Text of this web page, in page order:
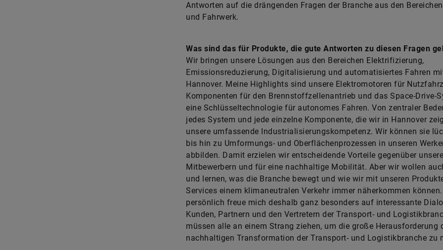
Antworten auf die drängenden Fragen der Branche aus den
und Fahrwerk.
Was sind das für Produkte, die gute Antworten zu diesen Fragen
Wir bringen unsere Lösungen aus den Bereichen Elektrifizierung,
Emissionsreduzierung, Digitalisierung und automatisiertes Fahren
Hannover. Meine Highlights sind unsere Elektromotoren für
Komponenten für den Brennstoffzellenantrieb und das Space-Drive-
eine Schlüsseltechnologie für autonomes Fahren. Von zentraler
jedes System und jede einzelne Komponente, die wir in Hannover
unsere umfassende Industrialisierungskompetenz. Wir können sie
bis hin zu Umformungs- und Oberflächenprozessen in unseren
abbilden. Damit erzielen wir entscheidende Vorteile gegenüber
Mitbewerbern und für eine nachhaltige Mobilität. Aber wir wollen
und lernen, was die Branche bewegt und wie wir mit unseren
Services einem klimaneutralen Verkehr immer näherkommen
persönlich freue mich deshalb ganz besonders auf interessante
Kunden, Partnern und den Vertretern der Transport- und
müssen alle an einem Strang ziehen, um die große Herausforderung
nachhaltigen Transformation der Transport- und Logistikbranche zu